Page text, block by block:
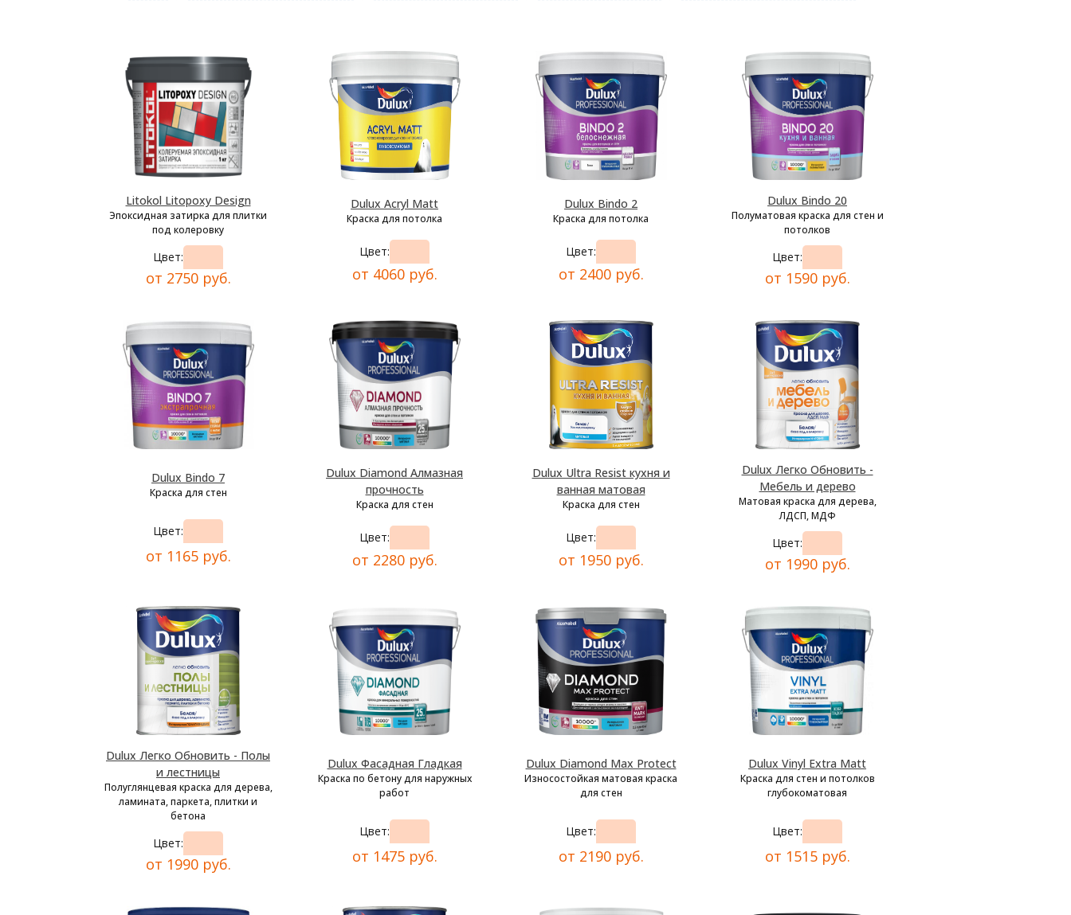
Litokol Litopoxy Design
Эпоксидная затирка для плитки
под колеровку
Цвет:
от 2750 руб.
Dulux Acryl Matt
Краска для потолка
Цвет:
от 4060 руб.
Dulux Bindo 2
Краска для потолка
Цвет:
от 2400 руб.
Dulux Bindo 20
Полуматовая краска для стен и
потолков
Цвет:
от 1590 руб.
Dulux Bindo 7
Краска для стен
Цвет:
от 1165 руб.
Dulux Diamond Алмазная
прочность
Краска для стен
Цвет:
от 2280 руб.
Dulux Ultra Resist кухня и
ванная матовая
Краска для стен
Цвет:
от 1950 руб.
Dulux Легко Обновить -
Мебель и дерево
Матовая краска для дерева,
ЛДСП, МДФ
Цвет:
от 1990 руб.
Dulux Легко Обновить - Полы
и лестницы
Полуглянцевая краска для дерева,
ламината, паркета, плитки и
бетона
Цвет:
от 1990 руб.
Dulux Фасадная Гладкая
Краска по бетону для наружных
работ
Цвет:
от 1475 руб.
Dulux Diamond Max Protect
Износостойкая матовая краска
для стен
Цвет:
от 2190 руб.
Dulux Vinyl Extra Matt
Краска для стен и потолков
глубокоматовая
Цвет:
от 1515 руб.